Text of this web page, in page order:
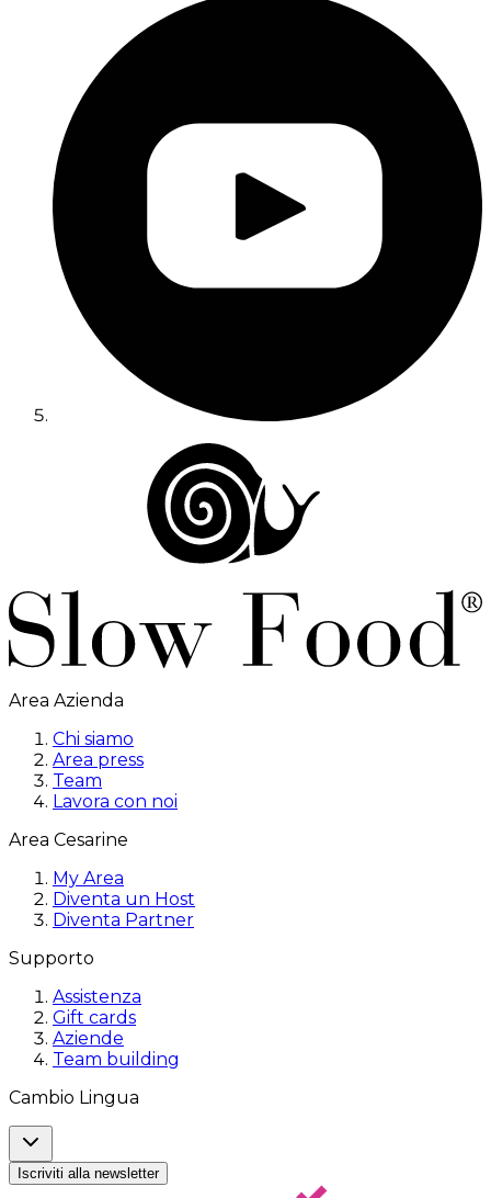
Area Azienda
Chi siamo
Area press
Team
Lavora con noi
Area Cesarine
My Area
Diventa un Host
Diventa Partner
Supporto
Assistenza
Gift cards
Aziende
Team building
Cambio Lingua
Iscriviti alla newsletter